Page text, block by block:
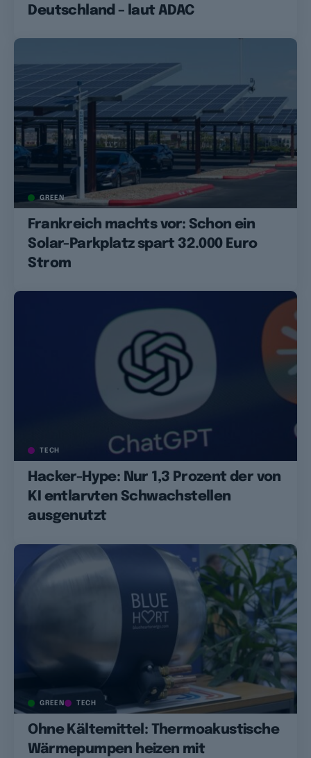
Deutschland – laut ADAC
GREEN
Frankreich machts vor: Schon ein
Solar-Parkplatz spart 32.000 Euro
Strom
TECH
Hacker-Hype: Nur 1,3 Prozent der von
KI entlarvten Schwachstellen
ausgenutzt
GREEN TECH
Ohne Kältemittel: Thermoakustische
Wärmepumpen heizen mit